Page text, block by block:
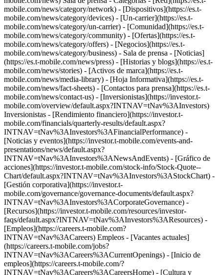
mobile.com/news/category/network) - [Dispositivos](https://es.t-
mobile.com/news/category/devices) - [Un-carrier](https://es.t-
mobile.com/news/category/un-carrier) - [Comunidad](https://es.t-
mobile.com/news/category/community) - [Ofertas](https://es.t-
mobile.com/news/category/offers) - [Negocios](https://es.t-
mobile.com/news/category/business) - Sala de prensa - [Noticias]
(https://es.t-mobile.com/news/press) - [Historias y blogs](https://es.t-
mobile.com/news/stories) - [Activos de marca](https://es.t-
mobile.com/news/media-library) - [Hoja Informativa](https://es.t-
mobile.com/news/fact-sheets) - [Contactos para prensa](https://es.t-
mobile.com/news/contact-us) - [Inversionistas](https://investor.t-
mobile.com/overview/default.aspx?INTNAV=tNav%3AInvestors)
Inversionistas - [Rendimiento financiero](https://investor.t-
mobile.com/financials/quarterly-results/default.aspx?
INTNAV=tNav%3AInvestors%3AFinancialPerformance) -
[Noticias y eventos](https://investor.t-mobile.com/events-and-
presentations/news/default.aspx?
INTNAV=tNav%3AInvestors%3ANewsAndEvents) - [Gráfico de
acciones](https://investor.t-mobile.com/stock-info/Stock-Quote--
Chart/default.aspx?INTNAV=tNav%3AInvestors%3AStockChart) -
[Gestión corporativa](https://investor.t-
mobile.com/governance/governance-documents/default.aspx?
INTNAV=tNav%3AInvestors%3ACorporateGovernance) -
[Recursos](https://investor.t-mobile.com/resources/investor-
faqs/default.aspx?INTNAV=tNav%3AInvestors%3AResources) -
[Empleos](https://careers.t-mobile.com?
INTNAV=tNav%3ACareers) Empleos - [Vacantes actuales]
(https://careers.t-mobile.com/jobs?
INTNAV=tNav%3ACareers%3ACurrentOpenings) - [Inicio de
empleos](https://careers.t-mobile.com/?
INTNAV=tNav%3ACareers%3ACareersHome) - [Cultura y